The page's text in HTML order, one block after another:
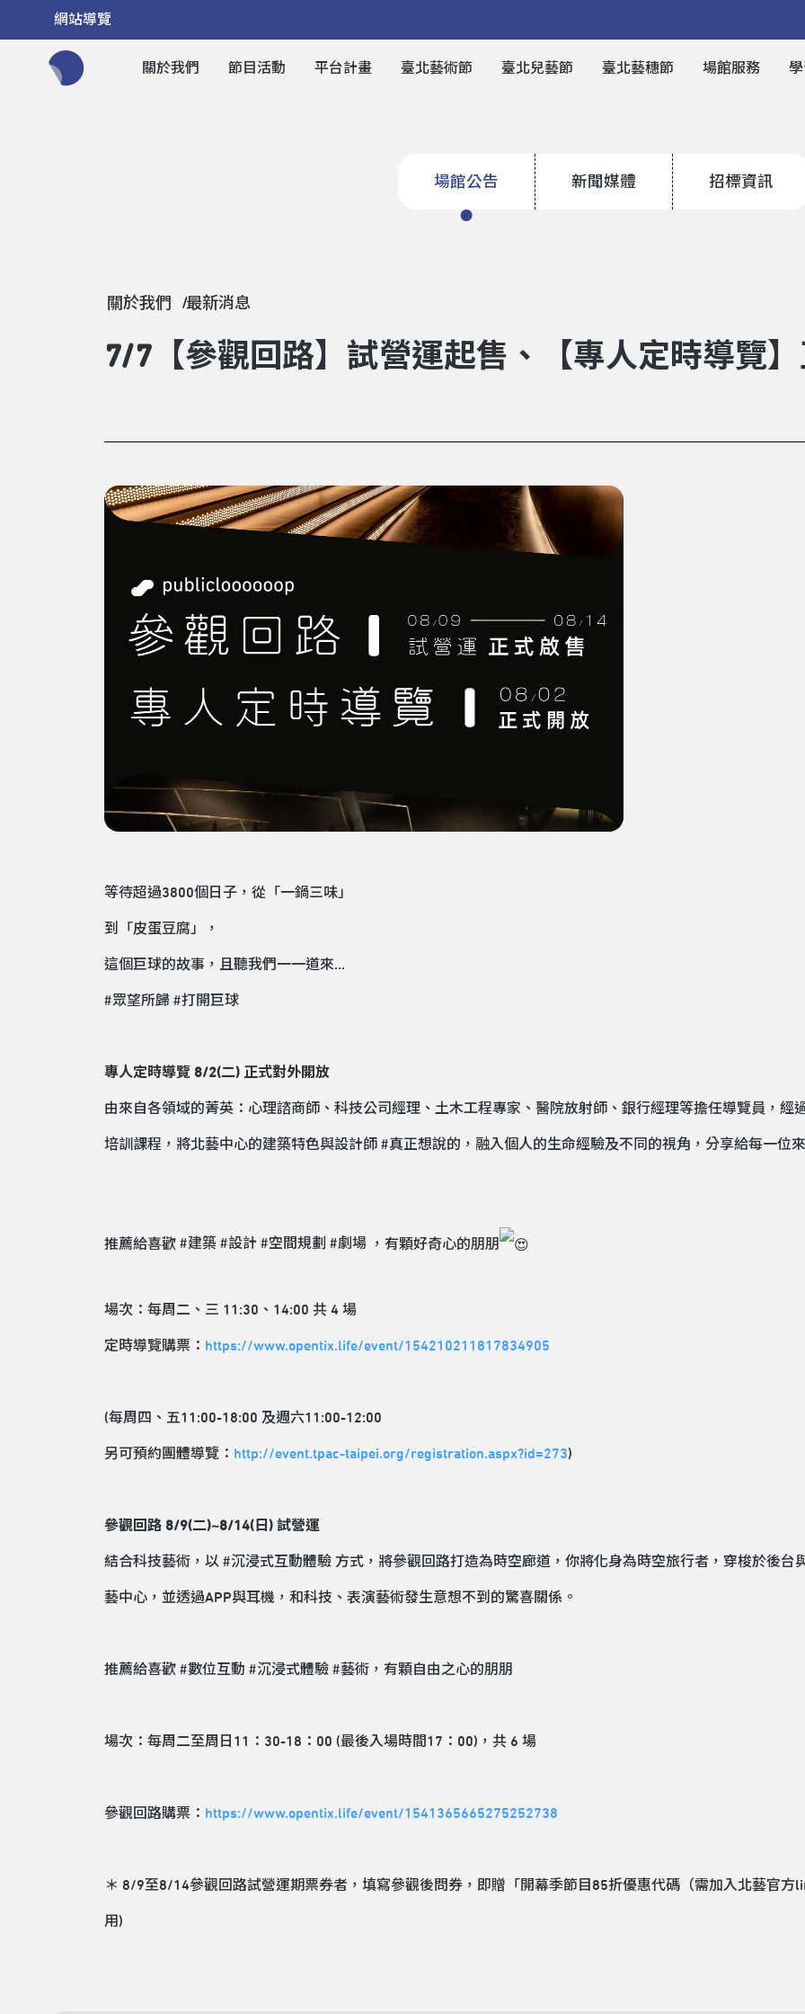
網站導覽
關於我們 節目活動 平台計畫 臺北藝術節 臺北兒藝節 臺北藝穗節 場館服務
場館公告 新聞媒體 招標資訊
關於我們 最新消息
7/7【參觀回路】試營運起售、【專人定時導覽
等待超過3800個日子，從「一鍋三味」
到「皮蛋豆腐」，
這個巨球的故事，且聽我們一一道來...
#眾望所歸 #打開巨球
專人定時導覽 8/2(二) 正式對外開放
由來自各領域的菁英：心理諮商師、科技公司經理、土木工程專家、醫院放射師、銀行經理等擔任導覽員，經
培訓課程，將北藝中心的建築特色與設計師 #真正想說的 ，融入個人的生命經驗及不同的視角，分享給每一位
推薦給喜歡 #建築 #設計 #空間規劃 #劇場 ，有顆好奇心的朋朋
場次：每周二、三 11:30、14:00 共 4 場
定時導覽購票： https://www.opentix.life/event/154210211817834905
(每周四、五11:00-18:00 及週六11:00-12:00
另可預約團體導覽： http://event.tpac-taipei.org/registration.aspx?id=273)
參觀回路 8/9(二)~8/14(日) 試營運
結合科技藝術，以 #沉浸式互動體驗 方式，將參觀回路打造為時空廊道，你將化身為時空旅行者，穿梭於後台
藝中心，並透過APP與耳機，和科技、表演藝術發生意想不到的驚喜關係。
推薦給喜歡 #數位互動 #沉浸式體驗 #藝術 ，有顆自由之心的朋朋
場次：每周二至周日11：30-18：00 (最後入場時間17：00)，共 6 場
參觀回路購票： https://www.opentix.life/event/1541365665275252738
＊ 8/9至8/14參觀回路試營運期票券者，填寫參觀後問券，即贈「開幕季節目85折優惠代碼（需加入北藝官方
用)